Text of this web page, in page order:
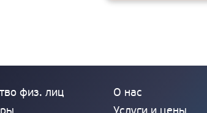
физ. лиц
О нас